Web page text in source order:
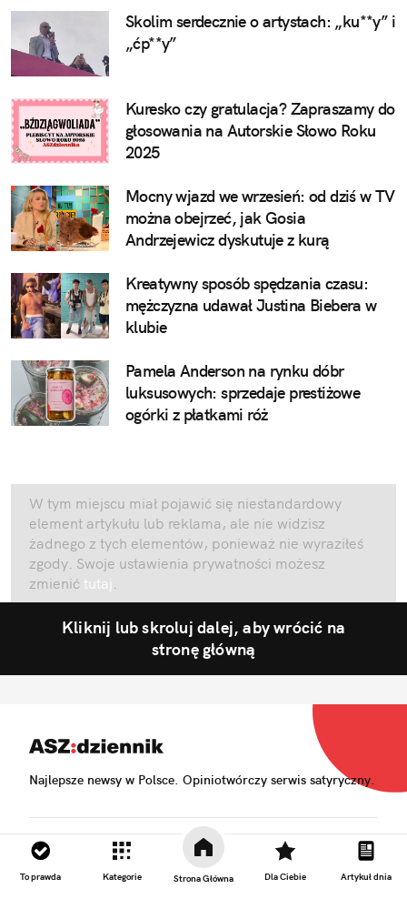
To prawda Kategorie Strona Główna Dla Ciebie Artykuł dnia
Skolim serdecznie o artystach: „ku**y” i
„ćp**y”
Kuresko czy gratulacja? Zapraszamy do
głosowania na Autorskie Słowo Roku
2025
Mocny wjazd we wrzesień: od dziś w TV
można obejrzeć, jak Gosia
Andrzejewicz dyskutuje z kurą
Kreatywny sposób spędzania czasu:
mężczyzna udawał Justina Biebera w
klubie
Pamela Anderson na rynku dóbr
luksusowych: sprzedaje prestiżowe
ogórki z płatkami róż
W tym miejscu miał pojawić się niestandardowy
element artykułu lub reklama, ale nie widzisz
żadnego z tych elementów, ponieważ nie wyraziłeś
zgody. Swoje ustawienia prywatności możesz
zmienić tutaj .
Kliknij lub skroluj dalej, aby wrócić na
stronę główną
Najlepsze newsy w Polsce. Opiniotwórczy serwis satyryczny.
Biuro reklamy
Kariera